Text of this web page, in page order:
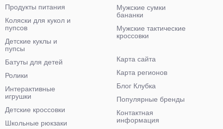
Мужские сумки
бананки
Мужские тактические
кроссовки
Продукты питания
Коляски для кукол и
пупсов
Детские куклы и
пупсы
Батуты для детей
Ролики
Интерактивные
игрушки
Детские кроссовки
Школьные рюкзаки
Карта сайта
Карта регионов
Блог Клубка
Популярные бренды
Контактная
информация